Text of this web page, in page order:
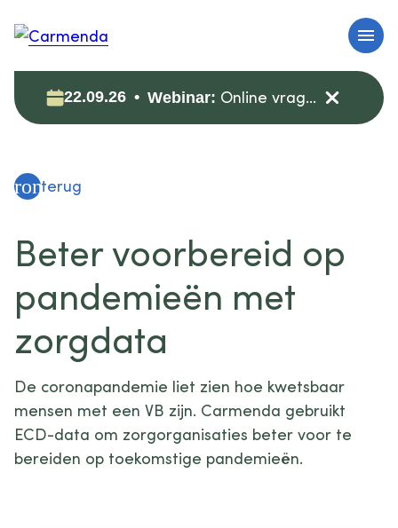
22.09.26 Webinar: Online vragenuur: zorgdata veilig (her)gebruiken voor onderzoek
terug
Beter voorbereid op
pandemieën met
zorgdata
De coronapandemie liet zien hoe kwetsbaar
mensen met een VB zijn. Carmenda gebruikt
ECD-data om zorgorganisaties beter voor te
bereiden op toekomstige pandemieën.